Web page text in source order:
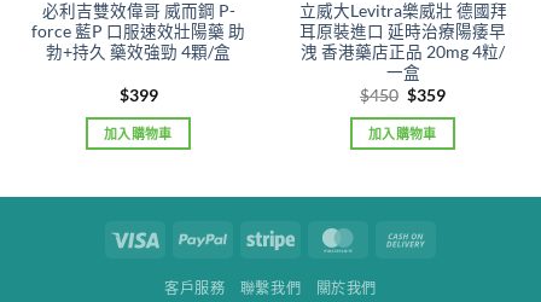
必利吉雙效偉哥 威而鋼 P-
force 藍P 口服速效壯陽藥 助
勃+持久 藥效強勁 4顆/盒
$399
加入購物車
立威大Levitra樂威壯 德國拜
耳原裝進口 延時治療陽痿早
洩 香港藥店正品 20mg 4粒/
一盒
$450 Original
was:
$450.
$359Current
is:
加入購物車
Visa PayPal Stripe MasterCard
客戶服務 聯繫我們 關於我們